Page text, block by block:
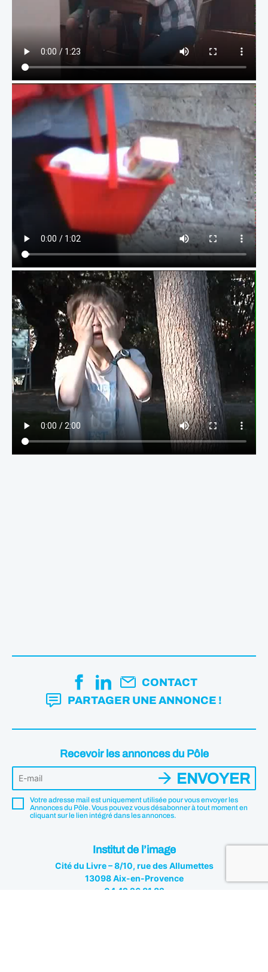
CONTACT
PARTAGER UNE ANNONCE !
Recevoir les annonces du Pôle
Votre adresse mail est uniquement utilisée pour vous envoyer les
Annonces du Pôle. Vous pouvez vous désabonner à tout moment en
cliquant sur le lien intégré dans les annonces.
ENVOYER
Institut de l’image
Cité du Livre – 8/10, rue des Allumettes
13098 Aix-en-Provence
04 42 26 81 82